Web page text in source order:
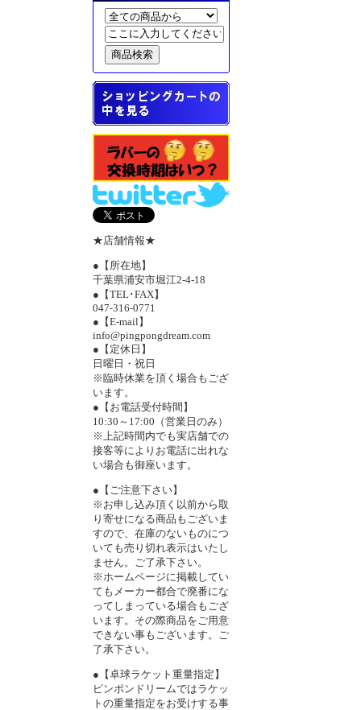
★店舗情報★
●【所在地】
千葉県浦安市堀江2-4-18
●【TEL･FAX】
047-316-0771
●【E-mail】
info@pingpongdream.com
●【定休日】
日曜日・祝日
※臨時休業を頂く場合もござ
います。
●【お電話受付時間】
10:30～17:00（営業日のみ）
※上記時間内でも実店舗での
接客等によりお電話に出れな
い場合も御座います。
●【ご注意下さい】
※お申し込み頂く以前から取
り寄せになる商品もございま
すので、在庫のないものにつ
いても売り切れ表示はいたし
ません。ご了承下さい。
※ホームページに掲載してい
てもメーカー都合で廃番にな
ってしまっている場合もござ
います。その際商品をご用意
できない事もございます。ご
了承下さい。
●【卓球ラケット重量指定】
ピンポンドリームではラケッ
トの重量指定をお受けする事